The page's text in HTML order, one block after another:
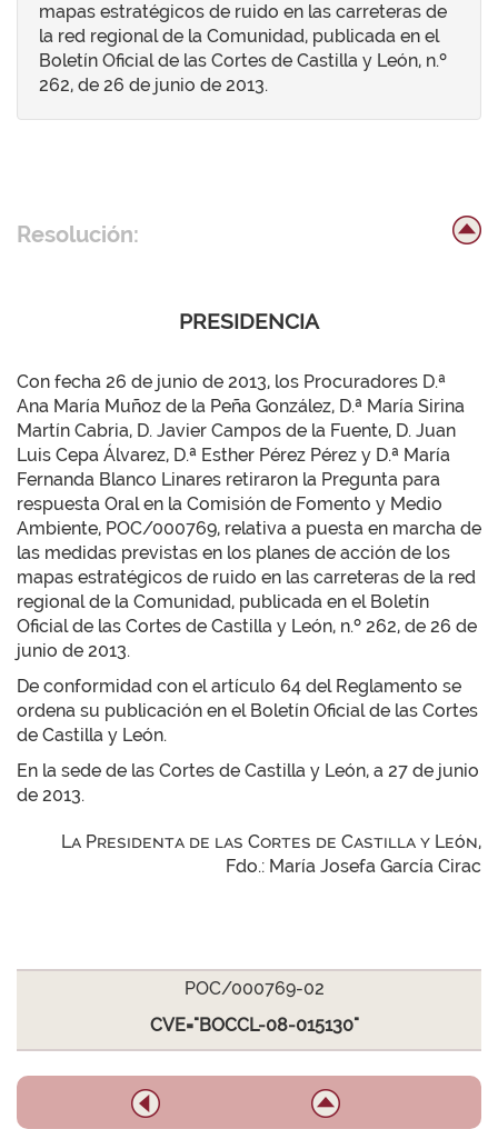
mapas estratégicos de ruido en las carreteras de
la red regional de la Comunidad, publicada en el
Boletín Oficial de las Cortes de Castilla y León, n.º
262, de 26 de junio de 2013.
Resolución:
PRESIDENCIA
Con fecha 26 de junio de 2013, los Procuradores D.ª
Ana María Muñoz de la Peña González, D.ª María Sirina
Martín Cabria, D. Javier Campos de la Fuente, D. Juan
Luis Cepa Álvarez, D.ª Esther Pérez Pérez y D.ª María
Fernanda Blanco Linares retiraron la Pregunta para
respuesta Oral en la Comisión de Fomento y Medio
Ambiente, POC/000769, relativa a puesta en marcha de
las medidas previstas en los planes de acción de los
mapas estratégicos de ruido en las carreteras de la red
regional de la Comunidad, publicada en el Boletín
Oficial de las Cortes de Castilla y León, n.º 262, de 26 de
junio de 2013.
De conformidad con el artículo 64 del Reglamento se
ordena su publicación en el Boletín Oficial de las Cortes
de Castilla y León.
En la sede de las Cortes de Castilla y León, a 27 de junio
de 2013.
La Presidenta de las Cortes de Castilla y León,
Fdo.: María Josefa García Cirac
POC/000769-02
CVE="BOCCL-08-015130"